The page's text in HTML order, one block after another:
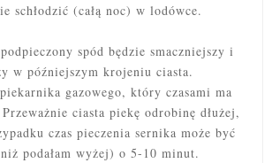
schłodzić (całą noc) w lodówce.
spód będzie smaczniejszy i
w późniejszym krojeniu ciasta.
gazowego, który czasami ma
ciasta piekę odrobinę dłużej,
czas pieczenia sernika może być
podałam wyżej) o 5-10 minut.